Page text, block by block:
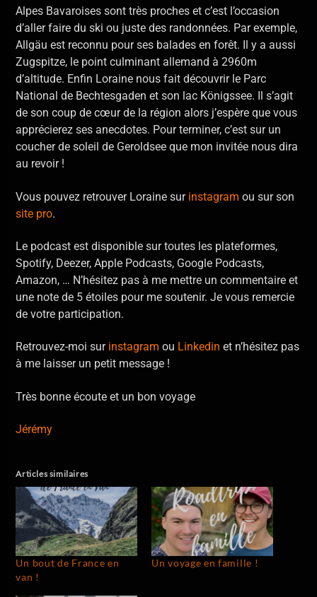
Alpes Bavaroises sont très proches et c’est l’occasion
d’aller faire du ski ou juste des randonnées. Par exemple,
Allgäu est reconnu pour ses balades en forêt. Il y a aussi
Zugspitze, le point culminant allemand à 2960m
d’altitude. Enfin Loraine nous fait découvrir le Parc
National de Bechtesgaden et son lac Königssee. Il s’agit
de son coup de cœur de la région alors j’espère que vous
apprécierez ses anecdotes. Pour terminer, c’est sur un
coucher de soleil de Geroldsee que mon invitée nous dira
au revoir !
Vous pouvez retrouver Loraine sur instagram ou sur son
site pro.
Le podcast est disponible sur toutes les plateformes,
Spotify, Deezer, Apple Podcasts, Google Podcasts,
Amazon, … N’hésitez pas à me mettre un commentaire et
une note de 5 étoiles pour me soutenir. Je vous remercie
de votre participation.
Retrouvez-moi sur instagram ou Linkedin et n’hésitez pas
à me laisser un petit message !
Très bonne écoute et un bon voyage
Jérémy
Articles similaires
Un bout de France en
van !
Un voyage en famille !